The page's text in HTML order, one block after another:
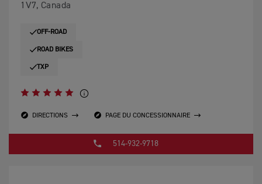
1V7, Canada
OFF-ROAD
ROAD BIKES
TXP
DIRECTIONS PAGE DU CONCESSIONNAIRE
514-932-9718